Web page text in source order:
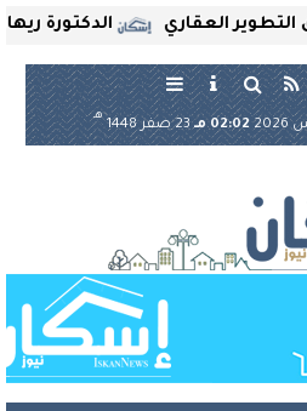
الدكتورة ريهام العقاري
02:02 مـ 23 صفر 1448
هـ